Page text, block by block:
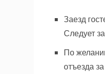
Заезд
Следует
По
отъезда